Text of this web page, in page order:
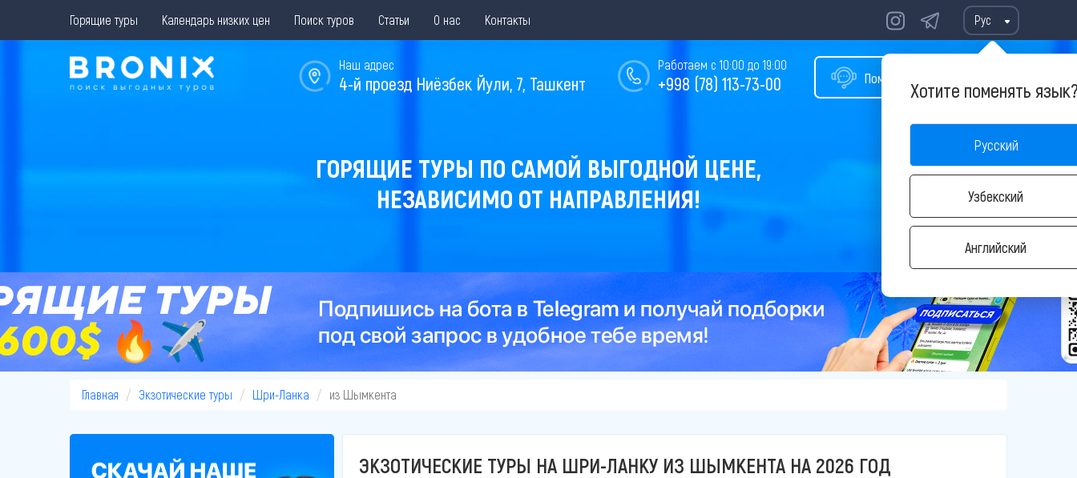
Горящие туры Календарь низких цен Поиск туров Статьи О нас Контакты Рус
Хотите поменять
Русский
Узбекский
Английский
Помощь в подборе тура
Работаем с 10:00 до 19:00
+998 (78) 113-73-00
Наш адрес
4-й проезд Ниёзбек Йули, 7, Ташкент
ГОРЯЩИЕ ТУРЫ ПО САМОЙ ВЫГОДНОЙ ЦЕНЕ,
НЕЗАВИСИМО ОТ НАПРАВЛЕНИЯ!
Главная Экзотические туры Шри-Ланка из Шымкента
ЭКЗОТИЧЕСКИЕ ТУРЫ НА ШРИ-ЛАНКУ ИЗ ШЫМКЕНТА НА 2026 ГОД